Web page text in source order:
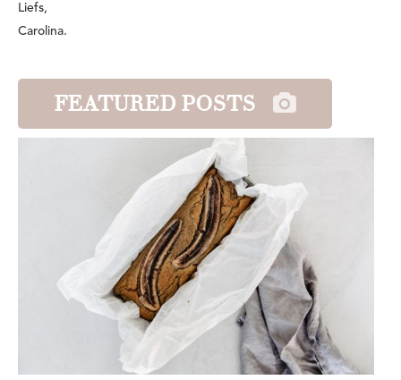
Liefs,
Carolina.
FEATURED POSTS